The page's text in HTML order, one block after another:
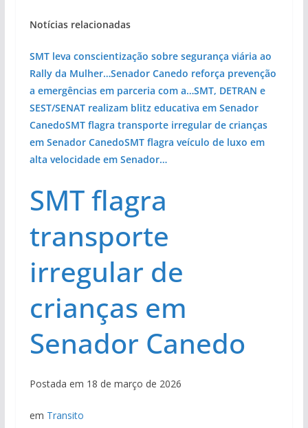
Notícias relacionadas
SMT leva conscientização sobre segurança viária ao
Rally da Mulher…Senador Canedo reforça prevenção
a emergências em parceria com a…SMT, DETRAN e
SEST/SENAT realizam blitz educativa em Senador
CanedoSMT flagra transporte irregular de crianças
em Senador CanedoSMT flagra veículo de luxo em
alta velocidade em Senador…
SMT flagra
transporte
irregular de
crianças em
Senador Canedo
Postada em 18 de março de 2026
em Transito